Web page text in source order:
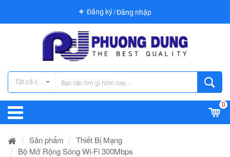
Đăng ký Đăng nhập
Tất cả các danh mục
0
Sản phẩm
Thiết Bị Mạng
Bộ Mở Rộng Sóng Wi-Fi 300Mbps